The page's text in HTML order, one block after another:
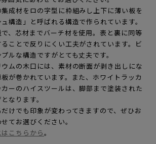
成材をロの字型に枠組みし上下に薄い板を
構造」と呼ばれる構造で作られています。
、芯材までバーチ材を使用。表と裏に同等
ことで反りにくい工夫がされています。ビ
ルな構造ですがとても丈夫です。
ムの木口には、素材の断面が剥き出しにな
が巻かれています。また、ホワイトラッカ
ーのハイスツールは、脚部まで塗装された
なります。
けでも印象が変わってきますので、ぜひお
てお選びください。
こちらから 。